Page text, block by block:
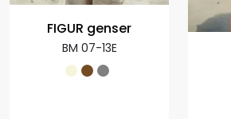
FIGUR genser
BM 07-13E